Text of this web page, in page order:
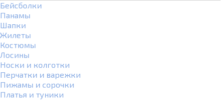
Бейсболки
Панамы
Шапки
Жилеты
Костюмы
Лосины
Носки и колготки
Перчатки и варежки
Пижамы и сорочки
Платья и туники